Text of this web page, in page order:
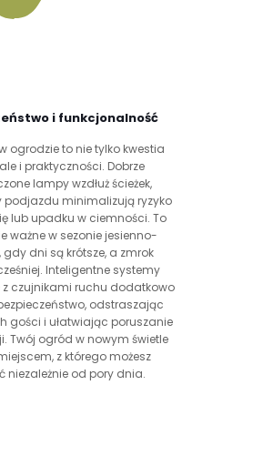
i funkcjonalność
ogrodzie to nie tylko kwestia
i praktyczności. Dobrze
lampy wzdłuż ścieżek,
podjazdu minimalizują ryzyko
lub upadku w ciemności. To
ważne w sezonie jesienno-
gdy dni są krótsze, a zmrok
Inteligentne systemy
z czujnikami ruchu dodatkowo
odstraszając
gości i ułatwiając poruszanie
Twój ogród w nowym świetle
z którego możesz
niezależnie od pory dnia.